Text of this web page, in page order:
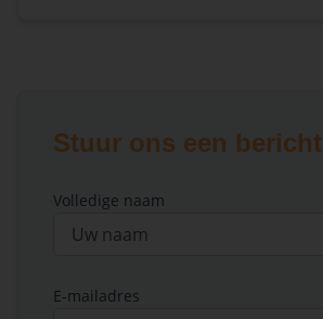
Stuur ons een bericht
Volledige naam
E-mailadres